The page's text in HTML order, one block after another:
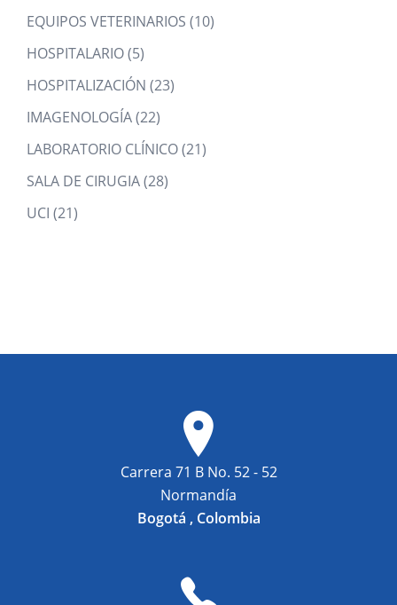
product
EQUIPOS VETERINARIOS 1010
HOSPITALARIO 55
products
HOSPITALIZACIÓN 2323
IMAGENOLOGÍA 2222
products
LABORATORIO CLÍNICO 2121
SALA DE CIRUGIA 2828
UCI 2121
Carrera 71 B No. 52 - 52
Normandía
Bogotá , Colombia